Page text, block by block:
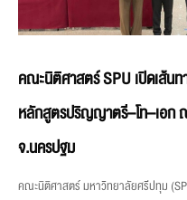
คณะนิติศาสตร์ SPU เปิดเส้น
หลักสูตรปริญญาตรี–โท–เอก
จ.นครปฐม
คณะนิติศาสตร์ มหาวิทยาลัยศรีปทุม